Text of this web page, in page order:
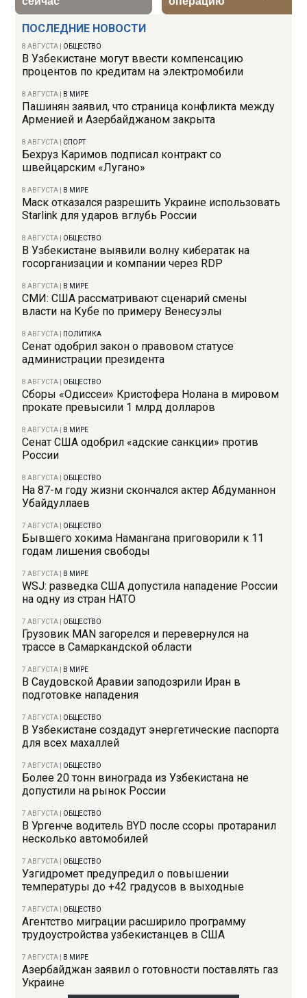
ПОСЛЕДНИЕ НОВОСТИ
8 АВГУСТА ОБЩЕСТВО
В Узбекистане могут ввести компенсацию
процентов по кредитам на электромобили
8 АВГУСТА В МИРЕ
Пашинян заявил, что страница конфликта между
Арменией и Азербайджаном закрыта
8 АВГУСТА СПОРТ
Бехруз Каримов подписал контракт со
швейцарским «Лугано»
8 АВГУСТА В МИРЕ
Маск отказался разрешить Украине использовать
Starlink для ударов вглубь России
8 АВГУСТА ОБЩЕСТВО
В Узбекистане выявили волну кибератак на
госорганизации и компании через RDP
8 АВГУСТА В МИРЕ
СМИ: США рассматривают сценарий смены
власти на Кубе по примеру Венесуэлы
8 АВГУСТА ПОЛИТИКА
Сенат одобрил закон о правовом статусе
администрации президента
8 АВГУСТА ОБЩЕСТВО
Сборы «Одиссеи» Кристофера Нолана в мировом
прокате превысили 1 млрд долларов
8 АВГУСТА В МИРЕ
Сенат США одобрил «адские санкции» против
России
8 АВГУСТА ОБЩЕСТВО
На 87-м году жизни скончался актер Абдуманнон
Убайдуллаев
7 АВГУСТА ОБЩЕСТВО
Бывшего хокима Намангана приговорили к 11
годам лишения свободы
7 АВГУСТА В МИРЕ
WSJ: разведка США допустила нападение России
на одну из стран НАТО
7 АВГУСТА ОБЩЕСТВО
Грузовик MAN загорелся и перевернулся на
трассе в Самаркандской области
7 АВГУСТА В МИРЕ
В Саудовской Аравии заподозрили Иран в
подготовке нападения
7 АВГУСТА ОБЩЕСТВО
В Узбекистане создадут энергетические паспорта
для всех махаллей
7 АВГУСТА ОБЩЕСТВО
Более 20 тонн винограда из Узбекистана не
допустили на рынок России
7 АВГУСТА ОБЩЕСТВО
В Ургенче водитель BYD после ссоры протаранил
несколько автомобилей
7 АВГУСТА ОБЩЕСТВО
Узгидромет предупредил о повышении
температуры до +42 градусов в выходные
7 АВГУСТА ОБЩЕСТВО
Агентство миграции расширило программу
трудоустройства узбекистанцев в США
7 АВГУСТА В МИРЕ
Азербайджан заявил о готовности поставлять газ
Украине